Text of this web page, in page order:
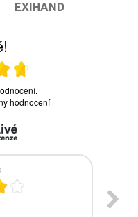
EXIHAND